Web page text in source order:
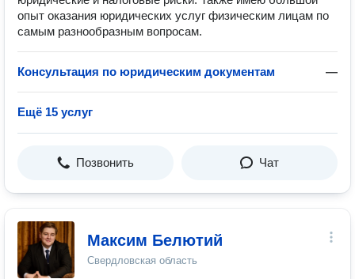
опыт оказания юридических услуг физическим лицам по
самым разнообразным вопросам.
Консультация по юридическим документам —
Ещё 15 услуг
Позвонить Чат
Максим Белютий
Свердловская область